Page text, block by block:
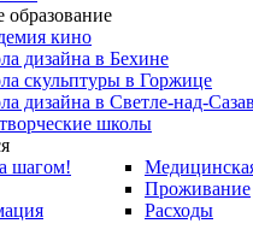
образование
кино
дизайна в Бехине
скульптуры в Горжице
дизайна в Светле-над-
школы
шагом!
Проживание
Расходы